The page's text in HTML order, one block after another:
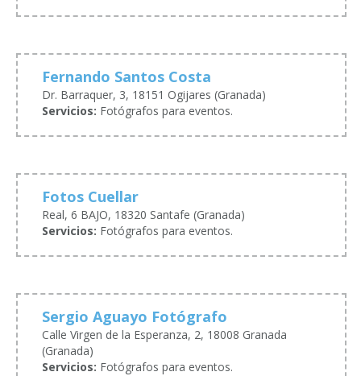
Fernando Santos Costa
Dr. Barraquer, 3, 18151 Ogijares (Granada)
Servicios: Fotógrafos para eventos.
Fotos Cuellar
Real, 6 BAJO, 18320 Santafe (Granada)
Servicios: Fotógrafos para eventos.
Sergio Aguayo Fotógrafo
Calle Virgen de la Esperanza, 2, 18008 Granada
(Granada)
Servicios: Fotógrafos para eventos.